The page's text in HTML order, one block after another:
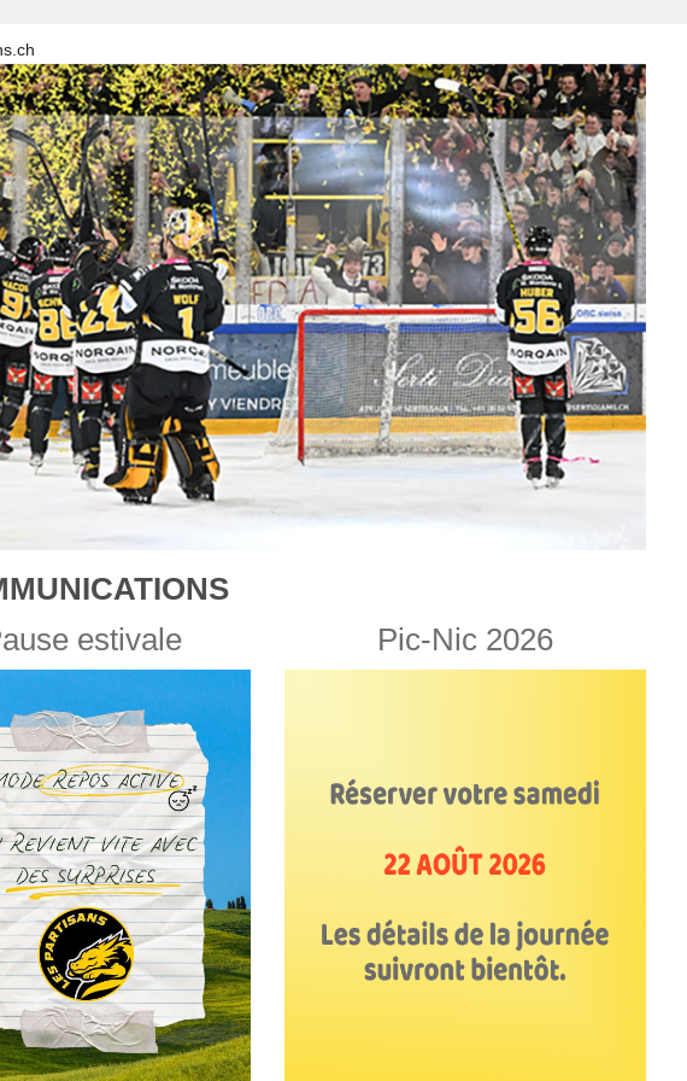
estivale Pic-Nic 2026